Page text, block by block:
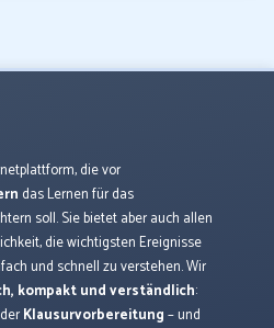
die vor
das Lernen für das
soll. Sie bietet aber auch allen
die wichtigsten Ereignisse
und schnell zu verstehen. Wir
kompakt und verständlich:
Klausurvorbereitung– und